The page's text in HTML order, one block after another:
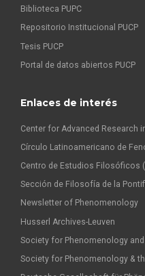
Biblioteca PUPC
Repositorio Institucional PUCP
Tesis PUCP
Portal de datos abiertos PUCP
Enlaces de interés
Center for Advanced Research
Círculo Latinoamericano de
Centro de Estudios Filosóficos
Sección de Filosofía de la
Newsletter of Phenomenology
Husserl Archives-Leuven
Society for Phenomenology
Society for Phenomenology &